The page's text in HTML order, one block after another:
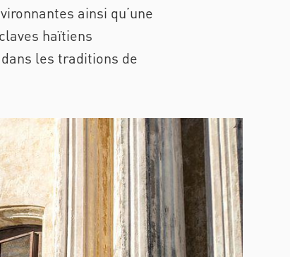
ainsi qu’une
haïtiens
les traditions de